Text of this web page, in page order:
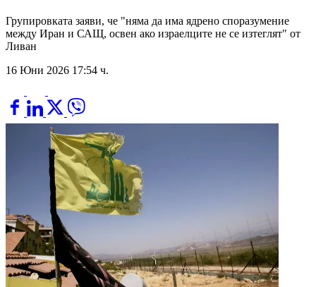
Групировката заяви, че "няма да има ядрено споразумение
между Иран и САЩ, освен ако израелците не се изтеглят" от
Ливан
16 Юни 2026 17:54 ч.